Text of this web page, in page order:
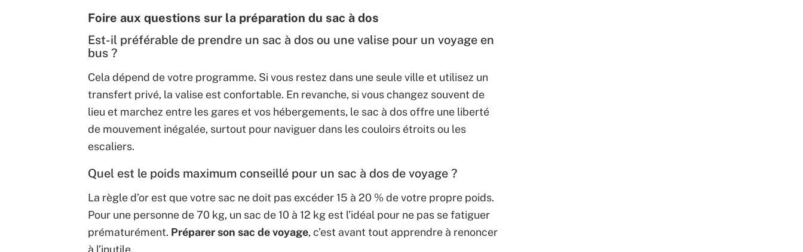
Foire aux questions sur la préparation du sac à dos
Est-il préférable de prendre un sac à dos ou une valise pour un voyage en
bus ?
Cela dépend de votre programme. Si vous restez dans une seule ville et utilisez un
transfert privé, la valise est confortable. En revanche, si vous changez souvent de
lieu et marchez entre les gares et vos hébergements, le sac à dos offre une liberté
de mouvement inégalée, surtout pour naviguer dans les couloirs étroits ou les
escaliers.
Quel est le poids maximum conseillé pour un sac à dos de voyage ?
La règle d’or est que votre sac ne doit pas excéder 15 à 20 % de votre propre poids.
Pour une personne de 70 kg, un sac de 10 à 12 kg est l’idéal pour ne pas se fatiguer
prématurément. Préparer son sac de voyage, c’est avant tout apprendre à renoncer
à l’inutile.